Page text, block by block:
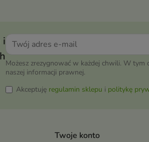
i
Możesz zrezygnować w każdej chwili. W tym
naszej informacji prawnej.
Akceptuję regulamin sklepu i politykę
Twoje konto